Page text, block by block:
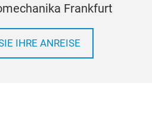
Frankfurt
IHRE ANREISE